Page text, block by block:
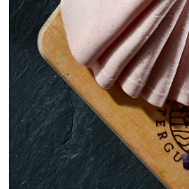
Laacher Bio
WISSEN wo`s
3,25 €